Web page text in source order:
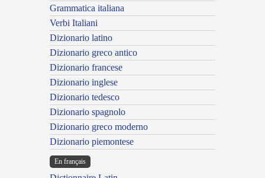
Grammatica italiana
Verbi Italiani
Dizionario latino
Dizionario greco antico
Dizionario francese
Dizionario inglese
Dizionario tedesco
Dizionario spagnolo
Dizionario greco moderno
Dizionario piemontese
En français